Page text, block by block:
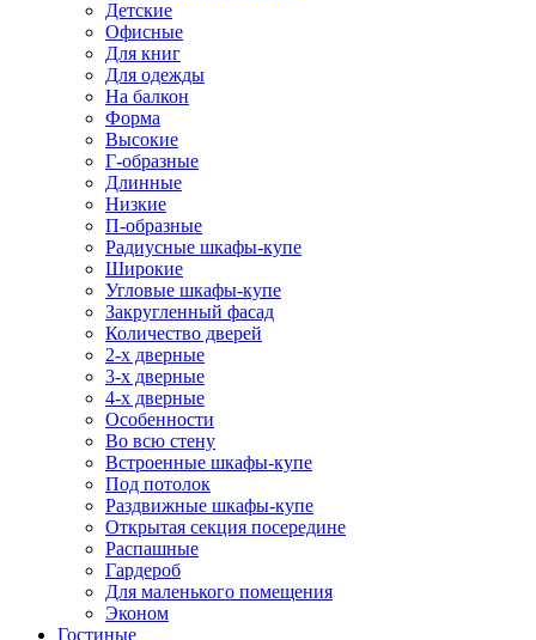
Детские
Офисные
Для книг
Для одежды
На балкон
Форма
Высокие
Г-образные
Длинные
Низкие
П-образные
Радиусные шкафы-купе
Широкие
Угловые шкафы-купе
Закругленный фасад
Количество дверей
2-х дверные
3-х дверные
4-х дверные
Особенности
Во всю стену
Встроенные шкафы-купе
Под потолок
Раздвижные шкафы-купе
Открытая секция посередине
Распашные
Гардероб
Для маленького помещения
Эконом
Гостиные